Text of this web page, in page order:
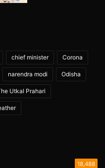
chief minister Corona
narendra modi Odisha
Utkal Prahari
18,488